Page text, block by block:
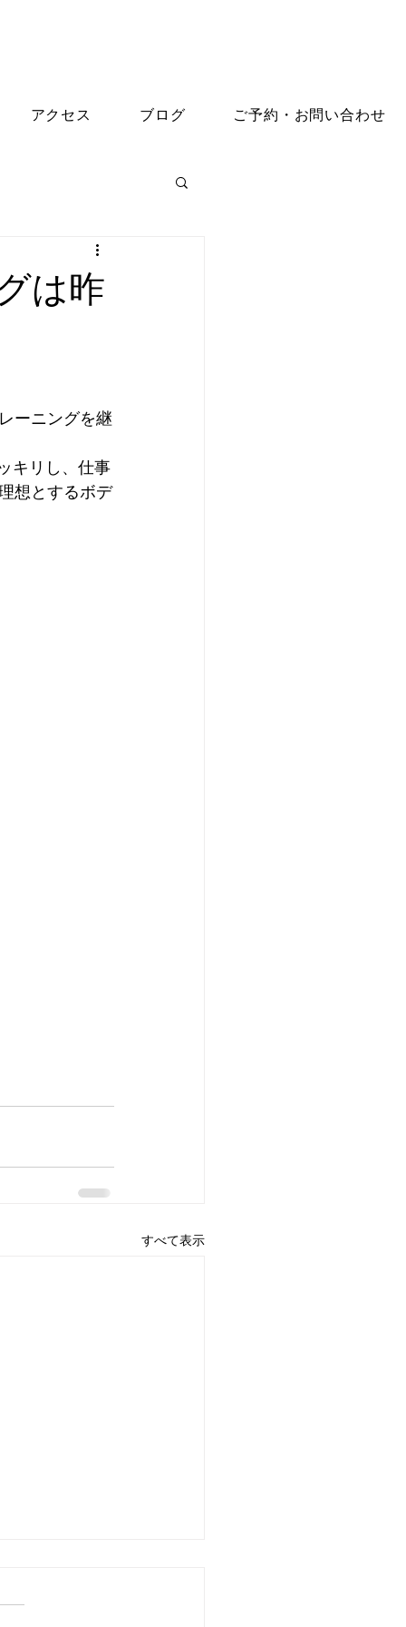
アクセス ブログ ご予約・お問い合わせ
は昨
ーニングを継
キリし、仕事
想とするボデ
すべて表示